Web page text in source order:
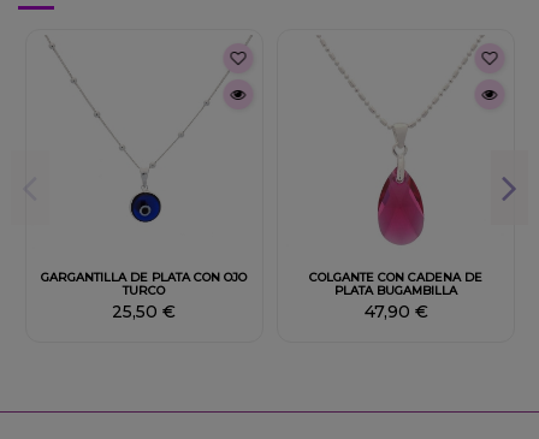
GARGANTILLA DE PLATA CON OJO
TURCO
25,50 €
COLGANTE CON CADENA DE
PLATA BUGAMBILLA
47,90 €